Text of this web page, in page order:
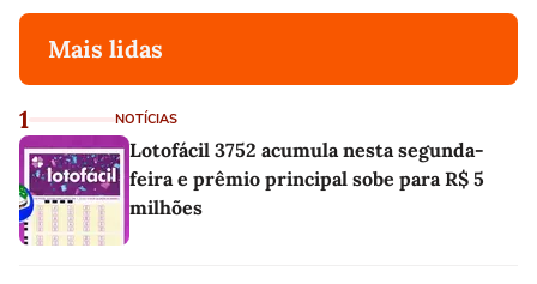
Mais lidas
1 NOTÍCIAS
Lotofácil 3752 acumula nesta segunda-
feira e prêmio principal sobe para R$ 5
milhões